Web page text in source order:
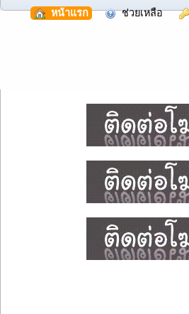
หน้าแรก ช่วยเหลือ